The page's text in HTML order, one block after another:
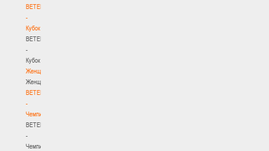
BETERA
-
Кубок
BETERA
-
Кубок
Женщины
Женщины
BETERA
-
Чемпионат
BETERA
-
Чемпионат